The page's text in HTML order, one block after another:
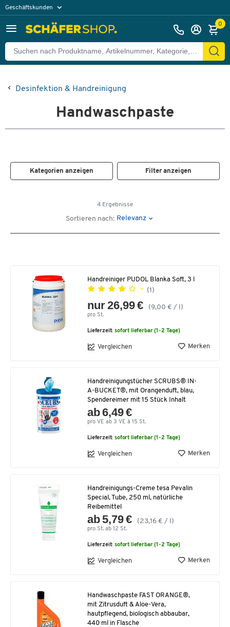
Geschäftskunden
0
Desinfektion & Handreinigung
Handwaschpaste
Kategorien anzeigen Filter anzeigen
4 Ergebnisse
Sortieren nach: Relevanz
Handreiniger PUDOL Blanka Soft, 3 l
(1)
nur 26,99 € (9,00 € / l)
pro St.
Lieferzeit:sofort lieferbar (1-2 Tage)
Vergleichen Merken
Handreinigungstücher SCRUBS® IN-
A-BUCKET®, mit Orangenduft, blau,
Spendereimer mit 15 Stück Inhalt
ab 6,49 €
pro VE ab 3 VE à 15 St.
Lieferzeit:sofort lieferbar (1-2 Tage)
Vergleichen Merken
Handreinigungs-Creme tesa Pevalin
Special, Tube, 250 ml, natürliche
Reibemittel
ab 5,79 € (23,16 € / l)
pro St. ab 12 St.
Lieferzeit:sofort lieferbar (1-2 Tage)
Vergleichen Merken
Handwaschpaste FAST ORANGE®,
mit Zitrusduft & Aloe-Vera,
hautpflegend, biologisch abbaubar,
440 ml in Flasche